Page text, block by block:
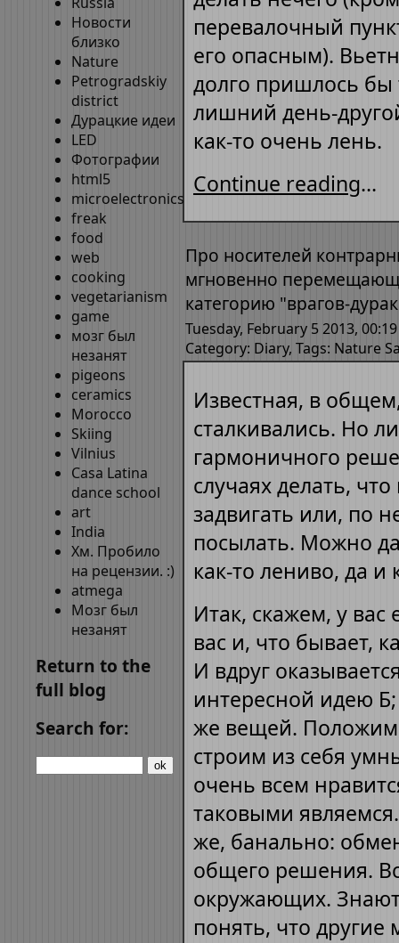
Новости
близко
Nature
Petrogradskiy
district
Дурацкие идеи
LED
Фотографии
html5
microelectronics
freak
food
web
cooking
vegetarianism
game
мозг был
незанят
pigeons
ceramics
Morocco
Skiing
Vilnius
Casa Latina
dance school
art
India
Хм. Пробило
на рецензии. :)
atmega
Мозг был
незанят
Return to the
full blog
Search for:
перевалочный
его опасным).
долго пришлось бы
лишний день-
как-то очень лень.
Continue reading...
Про носителей
мгновенно
категорию "врагов-
Tuesday, February 5 2013, 00:19
Category: Diary, Tags: Nature
Известная, в
сталкивались. Но
гармоничного
случаях делать,
задвигать или, по
посылать. Можно
как-то лениво, да и
Итак, скажем, у вас
вас и, что бывает,
И вдруг
интересной идею Б;
же вещей.
строим из себя
очень всем
таковыми
же, банально:
общего решения.
окружающих.
понять, что